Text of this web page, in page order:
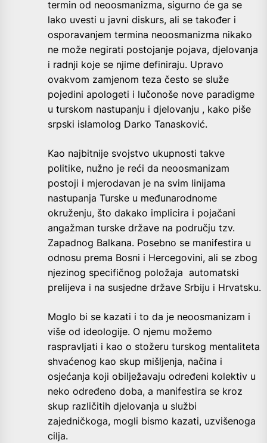
termin od neoosmanizma, sigurno će ga se
lako uvesti u javni diskurs, ali se također i
osporavanjem termina neoosmanizma nikako
ne može negirati postojanje pojava, djelovanja
i radnji koje se njime definiraju. Upravo
ovakvom zamjenom teza često se služe
pojedini apologeti i lučonoše nove paradigme
u turskom nastupanju i djelovanju , kako piše
srpski islamolog Darko Tanasković.
Kao najbitnije svojstvo ukupnosti takve
politike, nužno je reći da neoosmanizam
postoji i mjerodavan je na svim linijama
nastupanja Turske u međunarodnome
okruženju, što dakako implicira i pojačani
angažman turske države na području tzv.
Zapadnog Balkana. Posebno se manifestira u
odnosu prema Bosni i Hercegovini, ali se zbog
njezinog specifičnog položaja automatski
prelijeva i na susjedne države Srbiju i Hrvatsku.
Moglo bi se kazati i to da je neoosmanizam i
više od ideologije. O njemu možemo
raspravljati i kao o stožeru turskog mentaliteta
shvaćenog kao skup mišljenja, načina i
osjećanja koji obilježavaju određeni kolektiv u
neko određeno doba, a manifestira se kroz
skup različitih djelovanja u službi
zajedničkoga, mogli bismo kazati, uzvišenoga
cilja.